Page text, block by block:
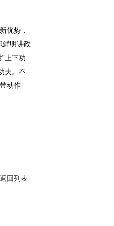
优势，
鲜明讲政
上下功
夫。不
动作
返回列表